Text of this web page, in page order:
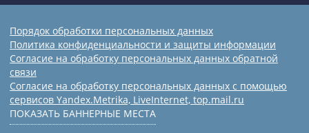
Порядок обработки персональных данных
Политика конфиденциальности и защиты информации
Согласие на обработку персональных данных обратной
связи
Согласие на обработку персональных данных с помощью
сервисов Yandex.Metrika, LiveInternet, top.mail.ru
ПОКАЗАТЬ БАННЕРНЫЕ МЕСТА